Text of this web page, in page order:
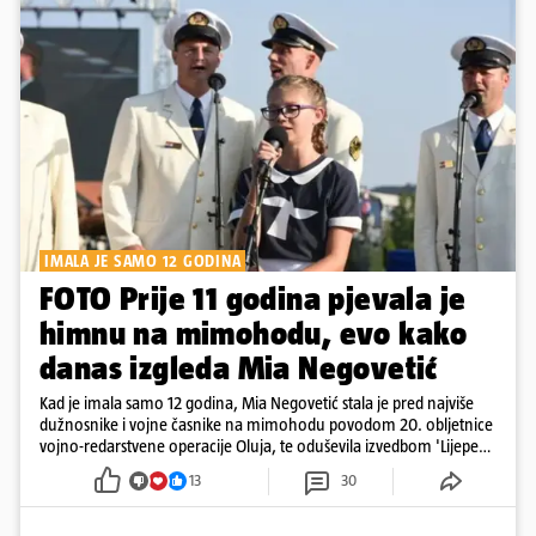
IMALA JE SAMO 12 GODINA
FOTO Prije 11 godina pjevala je
himnu na mimohodu, evo kako
danas izgleda Mia Negovetić
Kad je imala samo 12 godina, Mia Negovetić stala je pred najviše
dužnosnike i vojne časnike na mimohodu povodom 20. obljetnice
vojno-redarstvene operacije Oluja, te oduševila izvedbom 'Lijepe
13 30